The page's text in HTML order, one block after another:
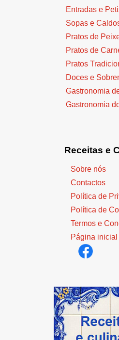
Entradas e
Sopas e
Pratos de
Pratos de
Pratos
Doces e
Gastronomia
Gastronomia
Receitas e
Sobre nós
Contactos
Política de
Política de
Termos e
Página inicial